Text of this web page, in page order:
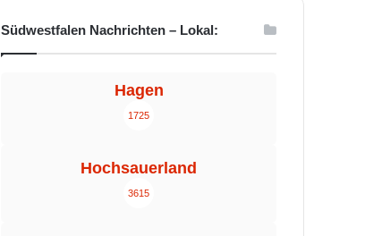
Südwestfalen Nachrichten – Lokal:
Hagen
1725
Hochsauerland
3615